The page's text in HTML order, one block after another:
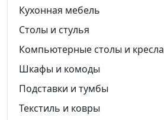
Кухонная мебель
Столы и стулья
Компьютерные столы и кресла
Шкафы и комоды
Подставки и тумбы
Текстиль и ковры